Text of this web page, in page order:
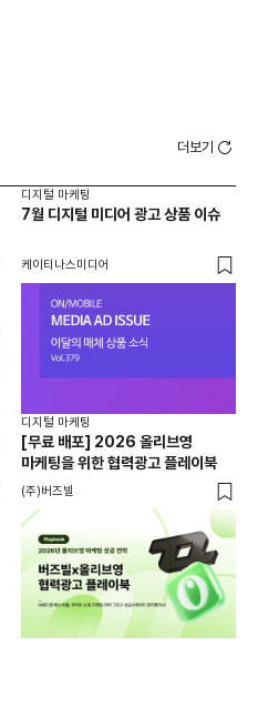
더보기
디지털 마케팅
7월 디지털 미디어 광고 상품 이슈
케이티나스미디어
디지털 마케팅
[무료 배포] 2026 올리브영
마케팅을 위한 협력광고 플레이북
(주)버즈빌